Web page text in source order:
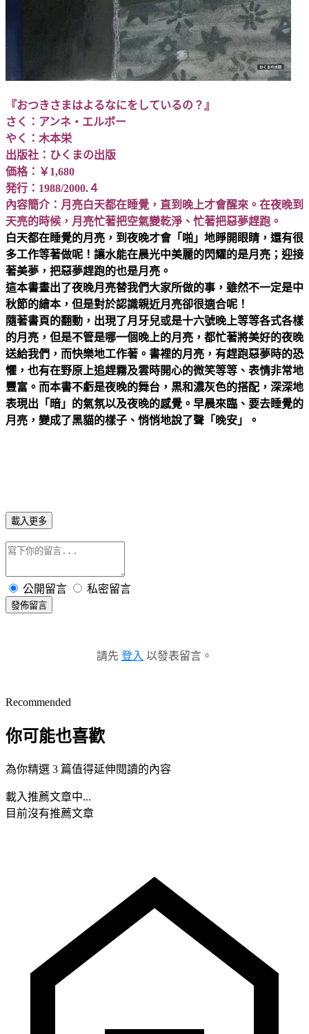
『おつきさまはよるなにをしているの？』
さく：アンネ・エルボー
やく：木本栄
出版社：ひくまの出版
価格：￥1,680
発行：1988/2000.４
內容簡介：月亮白天都在睡覺，直到晚上才會醒來。在夜晚到
天亮的時候，月亮忙著把空氣變乾淨、忙著把惡夢趕跑。
白天都在睡覺的月亮，到夜晚才會「啪」地睜開眼睛，還有很
多工作等著做呢！ 讓水能在晨光中美麗的閃耀的是月亮； 迎接
著美夢，把惡夢趕跑的也是月亮。
這本書畫出了夜晚月亮替我們大家所做的事，雖然不一定是中
秋節的繪本，但是對於認識親近月亮卻很適合呢！
隨著書頁的翻動，出現了月牙兒或是十六號晚上等等各式各樣
的月亮，但是不管是哪一個晚上的月亮，都忙著將美好的夜晚
送給我們，而快樂地工作著。書裡的月亮，有趕跑惡夢時的恐
懼，也有在野原上追趕霧及雲時開心的微笑等等、表情非常地
豐富。而本書不虧是夜晚的舞台，黒和濃灰色的搭配，深深地
表現出「暗」的氣氛以及夜晚的感覺。早晨來臨、要去睡覺的
月亮，變成了黑貓的樣子、悄悄地說了聲「晚安」。
載入更多
公開留言 私密留言
發佈留言
請先 登入 以發表留言。
Recommended
你可能也喜歡
為你精選 3 篇值得延伸閱讀的內容
載入推薦文章中...
目前沒有推薦文章